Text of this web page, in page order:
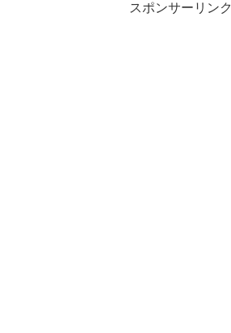
スポンサーリンク